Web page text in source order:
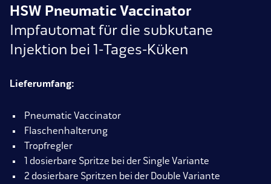
HSW Pneumatic Vaccinator
Impfautomat für die subkutane
Injektion bei 1-Tages-Küken
Lieferumfang:
Pneumatic Vaccinator
Flaschenhalterung
Tropfregler
1 dosierbare Spritze bei der Single Variante
2 dosierbare Spritzen bei der Double Variante